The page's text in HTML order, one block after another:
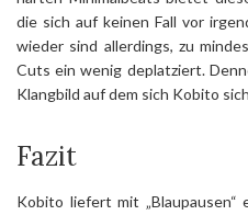
die sich auf keinen Fall vor
wieder sind allerdings, zu
Cuts ein wenig deplatziert.
Klangbild auf dem sich Kobito
Fazit
Kobito liefert mit